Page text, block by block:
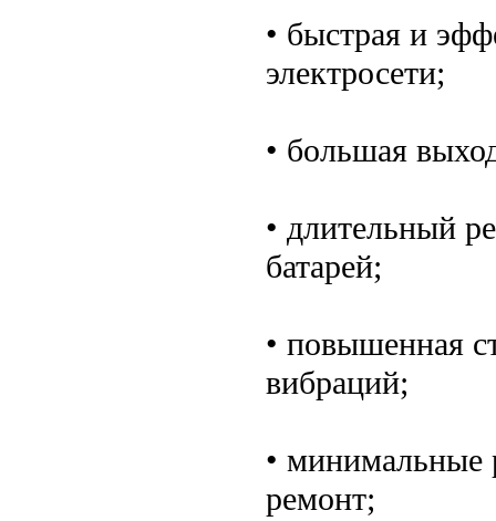
• быстрая и
электросети;
• большая
• длительный
батарей;
• повышенная
вибраций;
• минимальные
ремонт;